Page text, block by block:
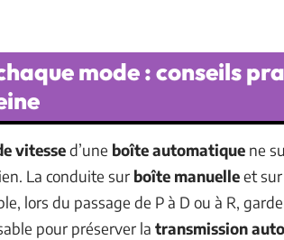
mode : conseils
vitessed’une boîte automatique ne
La conduite sur boîte manuelleet
lors du passage de P à D ou à R,
pour préserver la transmission